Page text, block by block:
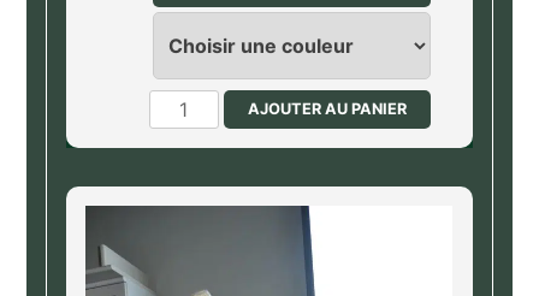
quantité
de
basse
AJOUTER AU PANIER